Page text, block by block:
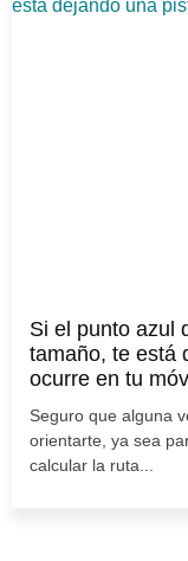
Si el punto azul
tamaño, te está
ocurre en tu
Seguro que alguna
orientarte, ya sea
calcular la ruta...